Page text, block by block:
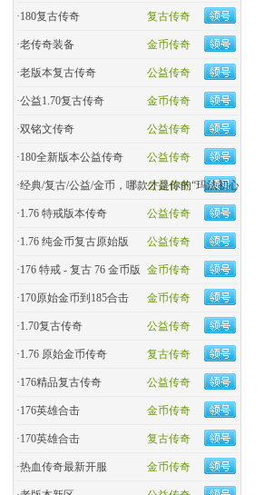
复古传奇
·180复古传奇
金币传奇
·老传奇装备
公益传奇
·老版本复古传奇
金币传奇
·公益1.70复古传奇
公益传奇
·双铭文传奇
公益传奇
·180全新版本公益传奇
公益传奇
·经典/复古/公益/金币，哪款才是你的“玛法初心
公益传奇
·1.76 特戒版本传奇
公益传奇
·1.76 纯金币复古原始版
金币传奇
·176 特戒 - 复古 76 金币版
金币传奇
·170原始金币到185合击
公益传奇
·​1.70复古传奇
复古传奇
·1.76 原始金币传奇
公益传奇
·176精品复古传奇
金币传奇
·176英雄合击
复古传奇
·170英雄合击
金币传奇
·热血传奇最新开服